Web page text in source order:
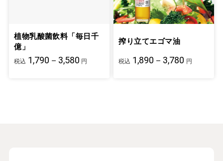
植物乳酸菌飲料「毎日千
億」
税込 1,790－3,580 円
搾り立てエゴマ油
税込 1,890－3,780 円